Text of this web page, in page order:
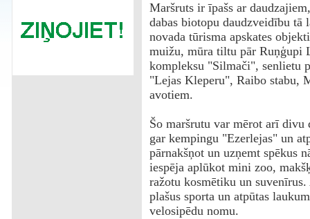
Maršruts ir īpašs ar
dabas biotopu daudzveidību tā
novada tūrisma apskates
muižu, mūra tiltu pār Ruņģupi
kompleksu "Silmači", senlietu
"Lejas Kleperu", Raibo stabu,
avotiem.
Šo maršrutu var mērot arī divu
gar kempingu "Ezerlejas" un
pārnakšņot un uzņemt spēkus
iespēja aplūkot mini zoo,
ražotu kosmētiku un
plašus sporta un atpūtas
velosipēdu nomu.